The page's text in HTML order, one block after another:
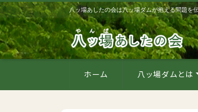
八ッ場あしたの会は八ッ場ダムが抱える問題を
ホーム 八ッ場ダムとは